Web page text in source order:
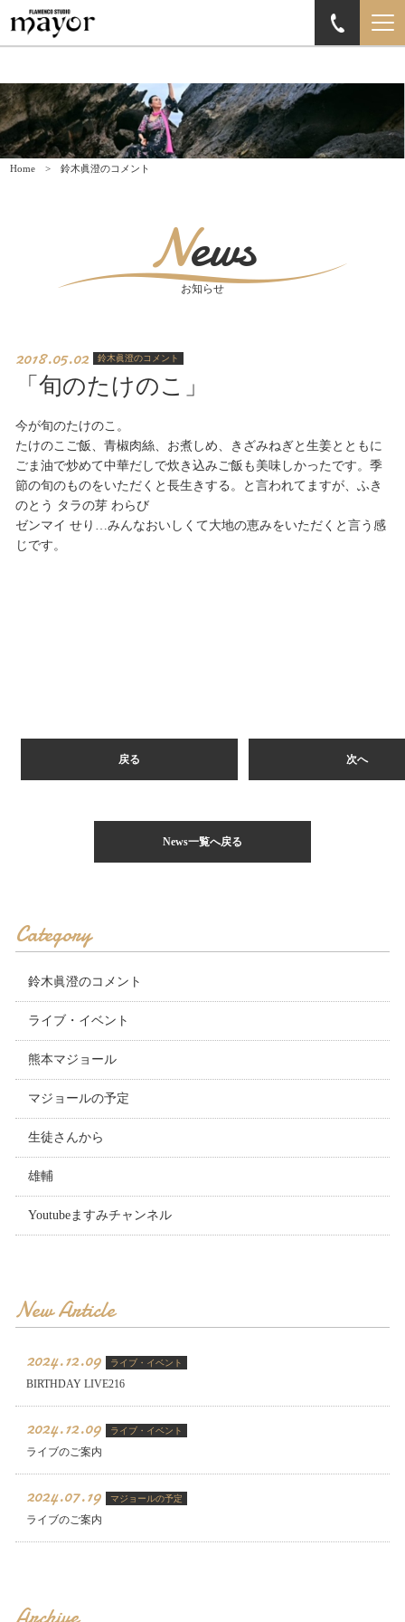
Home 鈴木眞澄のコメント
News
お知らせ
2018.05.02 鈴木眞澄のコメント
「旬のたけのこ」
今が旬のたけのこ。
たけのこご飯、青椒肉絲、お煮しめ、きざみねぎと生姜とともに
ごま油で炒めて中華だしで炊き込みご飯も美味しかったです。季
節の旬のものをいただくと長生きする。と言われてますが、ふき
のとう タラの芽 わらび
ゼンマイ せり…みんなおいしくて大地の恵みをいただくと言う感
じです。
戻る 次へ
News一覧へ戻る
Category
鈴木眞澄のコメント
ライブ・イベント
熊本マジョール
マジョールの予定
生徒さんから
雄輔
Youtubeますみチャンネル
New Article
2024.12.09 ライブ・イベント
BIRTHDAY LIVE216
2024.12.09 ライブ・イベント
ライブのご案内
2024.07.19 マジョールの予定
ライブのご案内